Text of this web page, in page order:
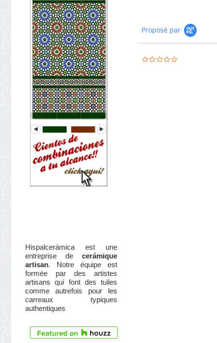
Hispalcerámica est une
entreprise de cerámique
artisan. Notre équipe est
formée par des artistes
artisans qui font des tuiles
comme autrefois pour les
carreaux typiques
authentiques
Proposé par